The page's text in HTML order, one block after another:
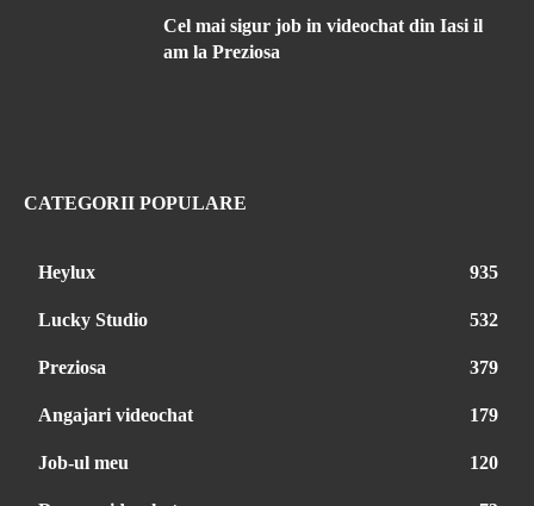
Cel mai sigur job in videochat din Iasi il
am la Preziosa
CATEGORII POPULARE
Heylux 935
Lucky Studio 532
Preziosa 379
Angajari videochat 179
Job-ul meu 120